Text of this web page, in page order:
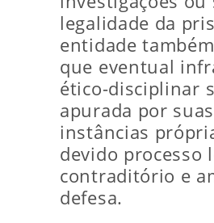
legalidade da
entidade
que eventual
ético-disciplinar
apurada por suas
instâncias
devido processo
contraditório e
defesa.